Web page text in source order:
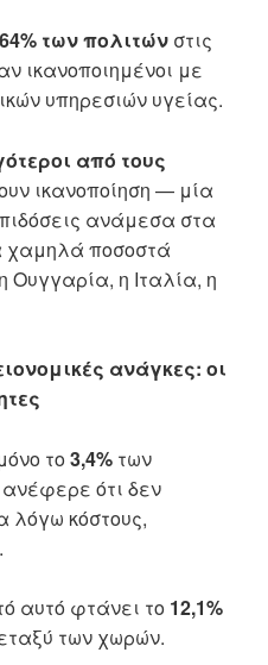
64% των πολιτών στις
ικανοποιημένοι με
υπηρεσιών υγείας.
από τους
ικανοποίηση — μία
ανάμεσα στα
χαμηλά ποσοστά
Ουγγαρία, η Ιταλία, η
ανάγκες: οι
το3,4% των
ότι δεν
λόγω κόστους,
αυτό φτάνει το 12,1%
των χωρών.